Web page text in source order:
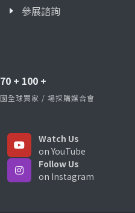
參展諮詢
70 + 100 +
國全球買家 / 場採購媒合會
Watch Us
on YouTube
Follow Us
on Instagram